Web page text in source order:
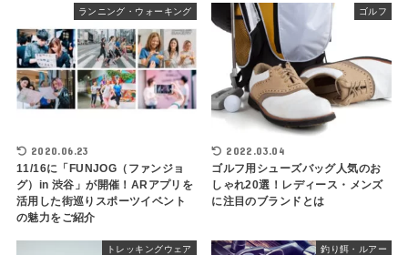
ランニング・ウォーキング
2020.06.23
11/16に「FUNJOG（ファンジョ
グ）in 渋谷」が開催！ARアプリを
活用した街巡りスポーツイベント
の魅力をご紹介
ゴルフ
2022.03.04
ゴルフ用シューズバッグ人気のお
しゃれ20選！レディース・メンズ
に注目のブランドとは
トレッキングウェア 釣り餌・ルアー